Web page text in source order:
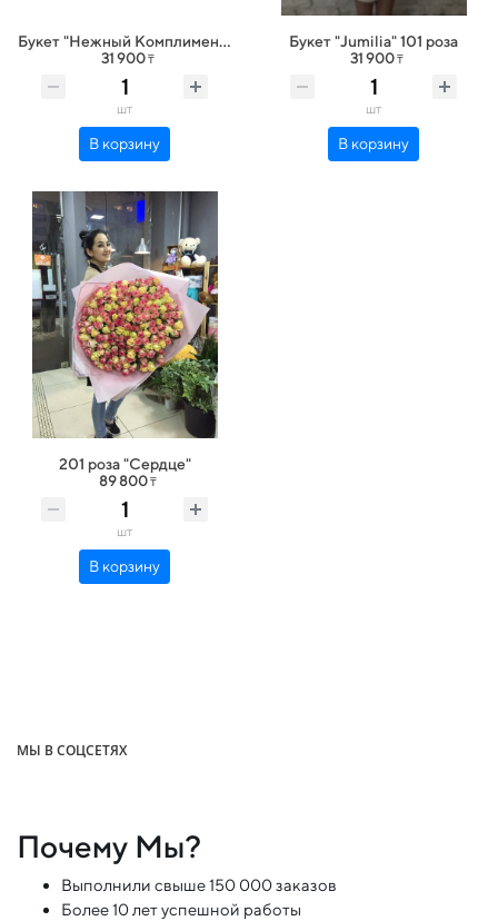
Букет "Нежный Комплимент" 101 роза
31 900₸
шт
В корзину
Букет "Jumilia" 101 роза
31 900₸
шт
В корзину
201 роза "Сердце"
89 800₸
шт
В корзину
МЫ В СОЦСЕТЯХ
Почему Мы?
Выполнили свыше 150 000 заказов
Более 10 лет успешной работы